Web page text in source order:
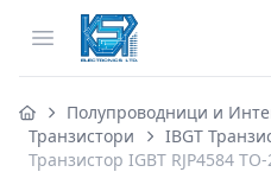
Open menu
Полупроводници и
Транзистори
IBGT
Транзистор IGBT RJP4584